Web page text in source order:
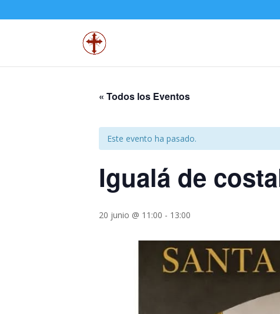
« Todos los Eventos
Este evento ha pasado.
Igualá de
20 junio @ 11:00 - 13:00